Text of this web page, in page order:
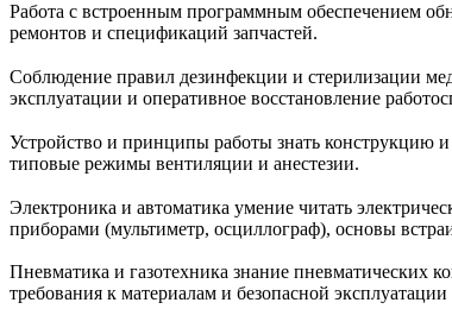
Работа с встроенным программным обеспечением
ремонтов и спецификаций запчастей.
Соблюдение правил дезинфекции и стерилизации
эксплуатации и оперативное восстановление
Устройство и принципы работы знать конструкцию
типовые режимы вентиляции и анестезии.
Электроника и автоматика умение читать
приборами (мультиметр, осциллограф), основы
Пневматика и газотехника знание пневматических
требования к материалам и безопасной эксплуатации